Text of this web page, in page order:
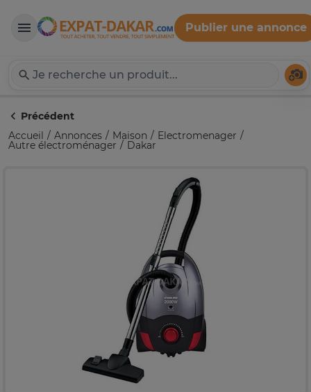
Expat-Dakar
Publier une annonce
Précédent
Accueil
Annonces Maison Electromenager
Autre électroménager Dakar